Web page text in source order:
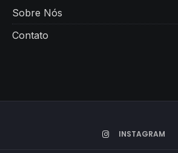
Sobre Nós
Contato
INSTAGRAM